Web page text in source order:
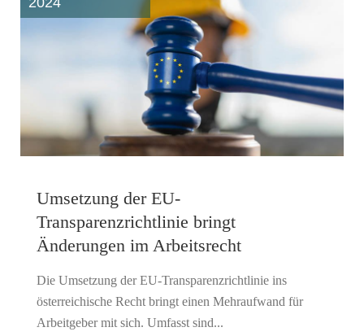
Umsetzung der EU-
Transparenzrichtlinie bringt
Änderungen im Arbeitsrecht
Die Umsetzung der EU-Transparenzrichtlinie ins
österreichische Recht bringt einen Mehraufwand für
Arbeitgeber mit sich. Umfasst sind...